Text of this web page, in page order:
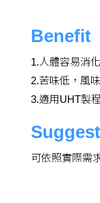
Benefit
1.人體容易消
2.苦味低，風
3.適用UHT製程
可依照實際需